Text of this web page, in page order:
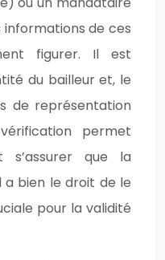
de ces
figurer. Il est
du bailleur et, le
de représentation
permet
s’assurer que la
a bien le droit de le
pour la validité